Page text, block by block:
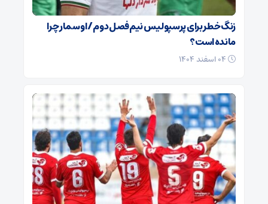
زنگ خطر برای پرسپولیس نیم‌فصل دوم / اوسمار چرا
مانده است؟